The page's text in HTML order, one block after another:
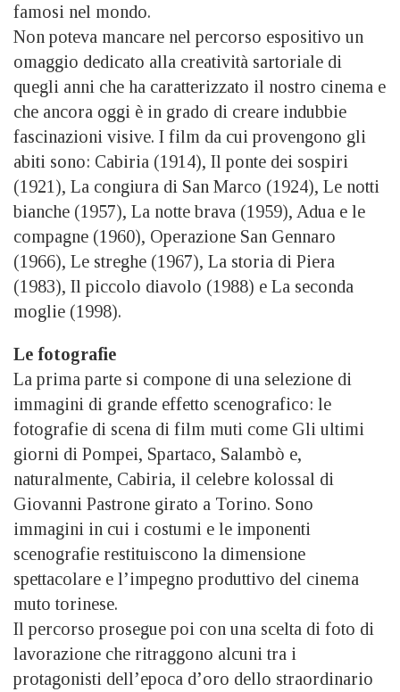
famosi nel mondo.
Non poteva mancare nel percorso espositivo un
omaggio dedicato alla creatività sartoriale di
quegli anni che ha caratterizzato il nostro cinema e
che ancora oggi è in grado di creare indubbie
fascinazioni visive. I film da cui provengono gli
abiti sono: Cabiria (1914), Il ponte dei sospiri
(1921), La congiura di San Marco (1924), Le notti
bianche (1957), La notte brava (1959), Adua e le
compagne (1960), Operazione San Gennaro
(1966), Le streghe (1967), La storia di Piera
(1983), Il piccolo diavolo (1988) e La seconda
moglie (1998).
Le fotografie
La prima parte si compone di una selezione di
immagini di grande effetto scenografico: le
fotografie di scena di film muti come Gli ultimi
giorni di Pompei, Spartaco, Salambò e,
naturalmente, Cabiria, il celebre kolossal di
Giovanni Pastrone girato a Torino. Sono
immagini in cui i costumi e le imponenti
scenografie restituiscono la dimensione
spettacolare e l’impegno produttivo del cinema
muto torinese.
Il percorso prosegue poi con una scelta di foto di
lavorazione che ritraggono alcuni tra i
protagonisti dell’epoca d’oro dello straordinario